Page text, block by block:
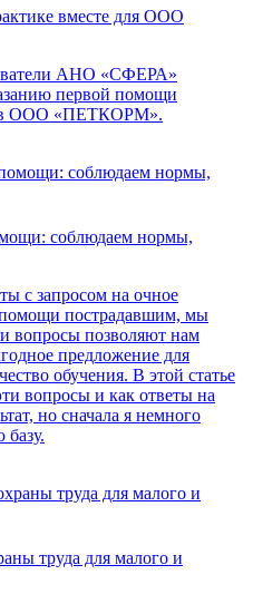
вместе для ООО
АНО «СФЕРА»
первой помощи
ООО «ПЕТКОРМ».
соблюдаем нормы,
с запросом на очное
пострадавшим, мы
вопросы позволяют нам
предложение для
обучения. В этой статье
вопросы и как ответы на
но сначала я немного
труда для малого и